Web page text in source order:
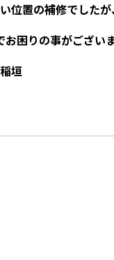
位置の補修でした
お困りの事がござい
垣